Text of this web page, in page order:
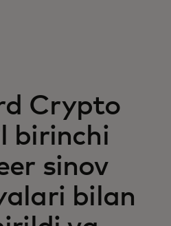
Crypto
birinchi
sinov
bilan